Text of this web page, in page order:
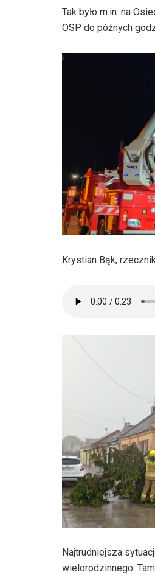
Tak było m.in. na
OSP do późnych
Krystian Bąk,
Najtrudniejsza
wielorodzinnego.